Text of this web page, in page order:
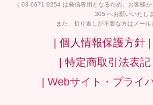
（ 03-6671-9254 は発信専用となるため、お客様
305 へお願いいたしま
また、折り返しが不要な方はメール
| 個人情報保護方針 |
| 特定商取引法表記
| Webサイト・プライ